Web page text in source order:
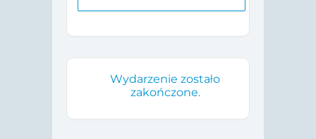
Wydarzenie zostało
zakończone.